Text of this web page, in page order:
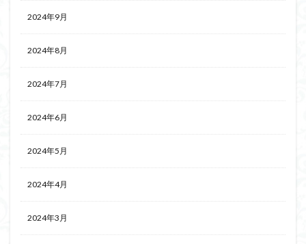
2024年9月
2024年8月
2024年7月
2024年6月
2024年5月
2024年4月
2024年3月